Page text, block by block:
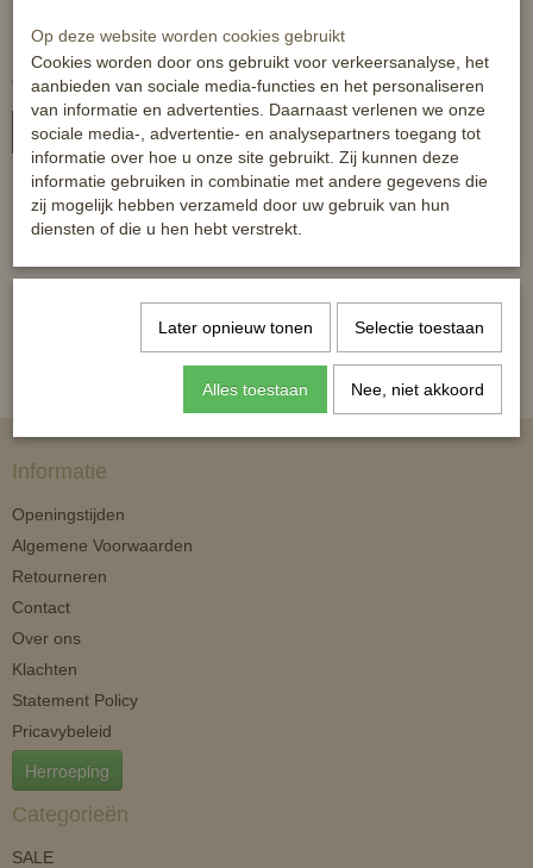
plastic omhuld - bilkoord
€ 6,99
In winkelwagen
Sport
€ 79,95 € 49,95
In winkelwagen
Al 10 jaar shoppen voor de beste prijs!
Informatie
Openingstijden
Algemene Voorwaarden
Retourneren
Contact
Over ons
Klachten
Statement Policy
Pricavybeleid
Herroeping
Categorieën
SALE
Op deze website worden cookies gebruikt
Cookies worden door ons gebruikt voor verkeersanalyse, het
aanbieden van sociale media-functies en het personaliseren
van informatie en advertenties. Daarnaast verlenen we onze
sociale media-, advertentie- en analysepartners toegang tot
informatie over hoe u onze site gebruikt. Zij kunnen deze
informatie gebruiken in combinatie met andere gegevens die
zij mogelijk hebben verzameld door uw gebruik van hun
diensten of die u hen hebt verstrekt.
Later opnieuw tonen Selectie toestaan
Alles toestaan Nee, niet akkoord